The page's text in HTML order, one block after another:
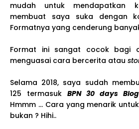
mudah untuk mendapatkan
membuat saya suka dengan
Formatnya yang cenderung
Format ini sangat cocok bagi
menguasai cara bercerita atau
Selama 2018, saya sudah
125 termasuk BPN 30 days
Hmmm ... Cara yang menarik
bukan ? Hihi..